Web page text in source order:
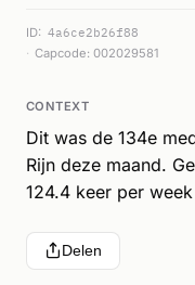
ID: 4a6ce2b26f88
Capcode: 002029581
CONTEXT
Dit was de 134e
Rijn deze maand.
124.4 keer per
Delen